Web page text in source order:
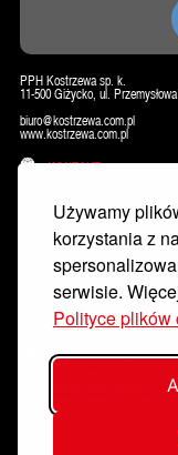
Używamy
korzystania z
serwisie.
Polityce plików
PPH Kostrzewa sp. k.
11-500 Giżycko, ul.
biuro@kostrzewa.com.pl
www.kostrzewa.com.pl
KONTAKT
Wyrażam zgodę na przetwarzanie
chwili wysyłając informację na adres